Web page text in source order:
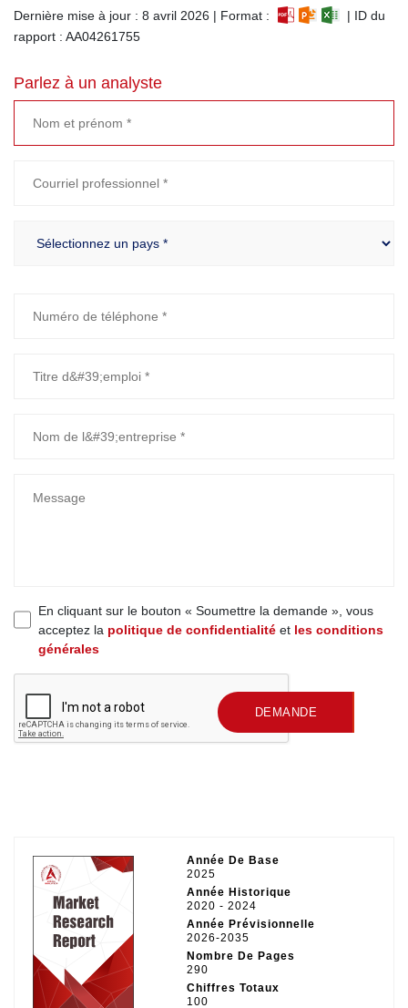
Dernière mise à jour : 8 avril 2026 | Format :
| ID du
rapport : AA04261755
Parlez à un analyste
En cliquant sur le bouton « Soumettre la demande », vous
acceptez la politique de confidentialité et les conditions
générales
SOUMETTRE UNE DEMANDE
Année De Base
2025
Année Historique
2020 - 2024
Année Prévisionnelle
2026-2035
Nombre De Pages
290
Chiffres Totaux
100